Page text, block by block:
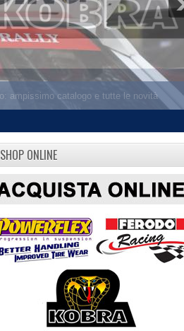
SHOP ONLINE